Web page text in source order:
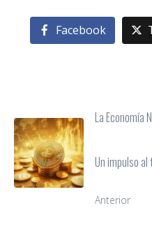
Facebook
La Economía
Un impulso
Anterior